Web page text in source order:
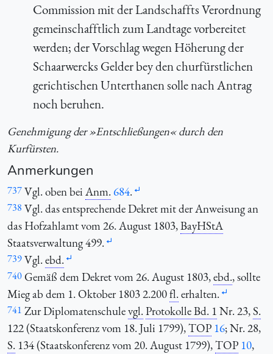
Commission mit der Landschaffts Verordnung
gemeinschafftlich zum Landtage vorbereitet
werden; der Vorschlag wegen Höherung der
Schaarwercks Gelder bey den churfürstlichen
gerichtischen Unterthanen solle nach Antrag
noch beruhen.
Genehmigung der »Entschließungen« durch den
Kurfürsten.
Anmerkungen
737Vgl. oben bei Anm. 684.
738 Vgl. das entsprechende Dekret mit der Anweisung an
das Hofzahlamt vom 26. August 1803,BayHStA
Staatsverwaltung 499.
739Vgl.ebd.
740Gemäß dem Dekret vom 26. August 1803,ebd., sollte
Mieg ab dem 1. Oktober 1803 2.200fl.erhalten.
741 Zur Diplomatenschulevgl.Protokolle Bd. 1 Nr. 23,S.
122 (Staatskonferenz vom 18. Juli 1799),TOP 16; Nr. 28,
S. 134 (Staatskonferenz vom 20. August 1799),TOP 10,